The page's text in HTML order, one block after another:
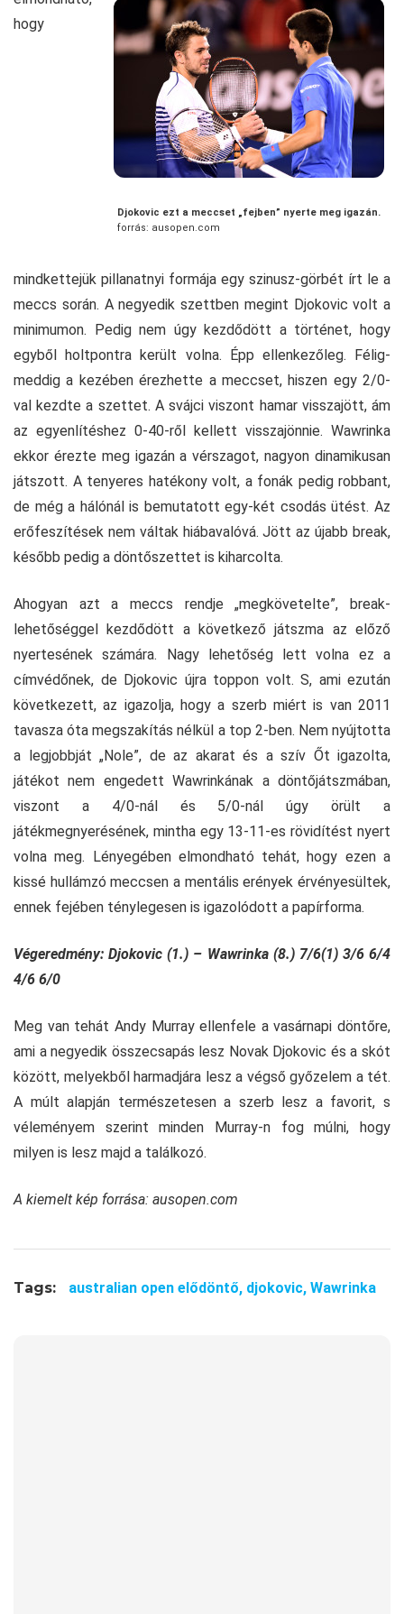
Djokovic ezt a meccset „fejben” nyerte meg igazán.
forrás: ausopen.com
hogy
mindkettejük pillanatnyi formája egy szinusz-görbét írt le a
meccs során. A negyedik szettben megint Djokovic volt a
minimumon. Pedig nem úgy kezdődött a történet, hogy
egyből holtpontra került volna. Épp ellenkezőleg. Félig-
meddig a kezében érezhette a meccset, hiszen egy 2/0-
val kezdte a szettet. A svájci viszont hamar visszajött, ám
az egyenlítéshez 0-40-ről kellett visszajönnie. Wawrinka
ekkor érezte meg igazán a vérszagot, nagyon dinamikusan
játszott. A tenyeres hatékony volt, a fonák pedig robbant,
de még a hálónál is bemutatott egy-két csodás ütést. Az
erőfeszítések nem váltak hiábavalóvá. Jött az újabb break,
később pedig a döntőszettet is kiharcolta.
Ahogyan azt a meccs rendje „megkövetelte”, break-
lehetőséggel kezdődött a következő játszma az előző
nyertesének számára. Nagy lehetőség lett volna ez a
címvédőnek, de Djokovic újra toppon volt. S, ami ezután
következett, az igazolja, hogy a szerb miért is van 2011
tavasza óta megszakítás nélkül a top 2-ben. Nem nyújtotta
a legjobbját „Nole”, de az akarat és a szív Őt igazolta,
játékot nem engedett Wawrinkának a döntőjátszmában,
viszont a 4/0-nál és 5/0-nál úgy örült a
játékmegnyerésének, mintha egy 13-11-es rövidítést nyert
volna meg. Lényegében elmondható tehát, hogy ezen a
kissé hullámzó meccsen a mentális erények érvényesültek,
ennek fejében ténylegesen is igazolódott a papírforma.
Végeredmény: Djokovic (1.) – Wawrinka (8.) 7/6(1) 3/6 6/4
4/6 6/0
Meg van tehát Andy Murray ellenfele a vasárnapi döntőre,
ami a negyedik összecsapás lesz Novak Djokovic és a skót
között, melyekből harmadjára lesz a végső győzelem a tét.
A múlt alapján természetesen a szerb lesz a favorit, s
véleményem szerint minden Murray-n fog múlni, hogy
milyen is lesz majd a találkozó.
A kiemelt kép forrása: ausopen.com
Tags: australian open elődöntő, djokovic, Wawrinka